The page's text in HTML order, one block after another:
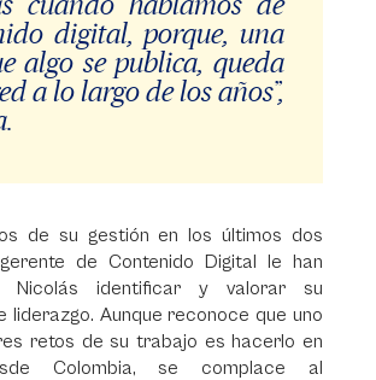
digital, porque, una
algo se publica, queda
a lo largo de los años”,
de su gestión en los últimos dos
de Contenido Digital le han
Nicolás identificar y valorar su
liderazgo. Aunque reconoce que uno
retos de su trabajo es hacerlo en
Colombia, se complace al